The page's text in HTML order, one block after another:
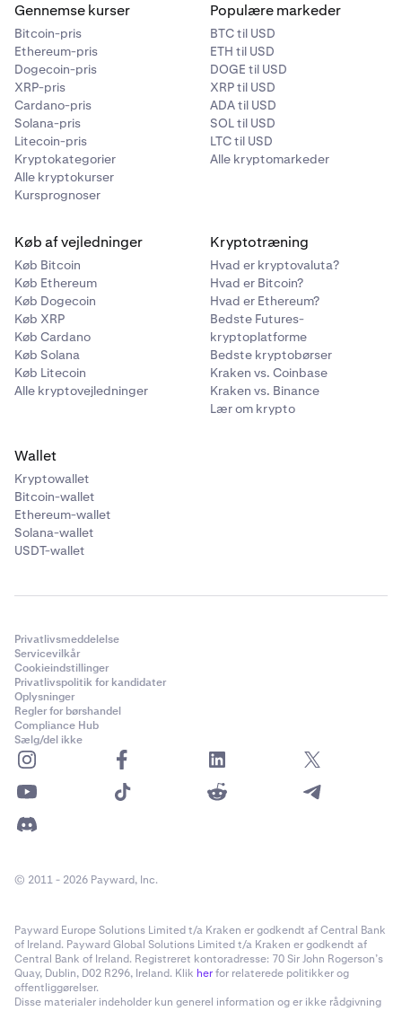
Gennemse kurser
Bitcoin-pris
Ethereum-pris
Dogecoin-pris
XRP-pris
Cardano-pris
Solana-pris
Litecoin-pris
Kryptokategorier
Alle kryptokurser
Kursprognoser
Populære markeder
BTC til USD
ETH til USD
DOGE til USD
XRP til USD
ADA til USD
SOL til USD
LTC til USD
Alle kryptomarkeder
Køb af vejledninger
Køb Bitcoin
Køb Ethereum
Køb Dogecoin
Køb XRP
Køb Cardano
Køb Solana
Køb Litecoin
Alle kryptovejledninger
Kryptotræning
Hvad er kryptovaluta?
Hvad er Bitcoin?
Hvad er Ethereum?
Bedste Futures-
kryptoplatforme
Bedste kryptobørser
Kraken vs. Coinbase
Kraken vs. Binance
Lær om krypto
Wallet
Kryptowallet
Bitcoin-wallet
Ethereum-wallet
Solana-wallet
USDT-wallet
Privatlivsmeddelelse
Servicevilkår
Cookieindstillinger
Privatlivspolitik for kandidater
Oplysninger
Regler for børshandel
Compliance Hub
Sælg/del ikke
© 2011 - 2026 Payward, Inc.
Payward Europe Solutions Limited t/a Kraken er godkendt af Central Bank
of Ireland. Payward Global Solutions Limited t/a Kraken er godkendt af
Central Bank of Ireland. Registreret kontoradresse: 70 Sir John Rogerson’s
Quay, Dublin, D02 R296, Ireland. Klik herfor relaterede politikker og
offentliggørelser.
Disse materialer indeholder kun generel information og er ikke rådgivning